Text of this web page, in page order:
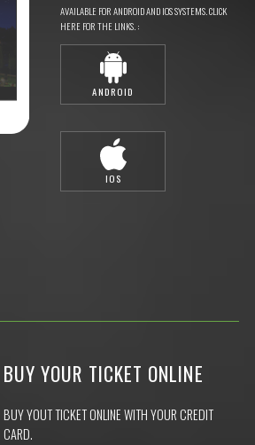
BUY YOUR TICKET ONLINE
BUY YOUT TICKET ONLINE WITH YOUR CREDIT
CARD.
AVAILABLE FOR ANDROID AND IOS SYSTEMS. CLICK
HERE FOR THE LINKS. :
ANDROID
IOS